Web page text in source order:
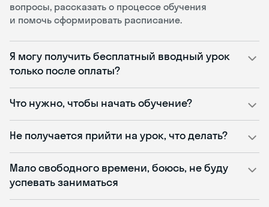
вопросы, рассказать о процессе обучения
и помочь сформировать расписание.
Я могу получить бесплатный вводный урок
только после оплаты?
Что нужно, чтобы начать обучение?
Не получается прийти на урок, что делать?
Мало свободного времени, боюсь, не буду
успевать заниматься